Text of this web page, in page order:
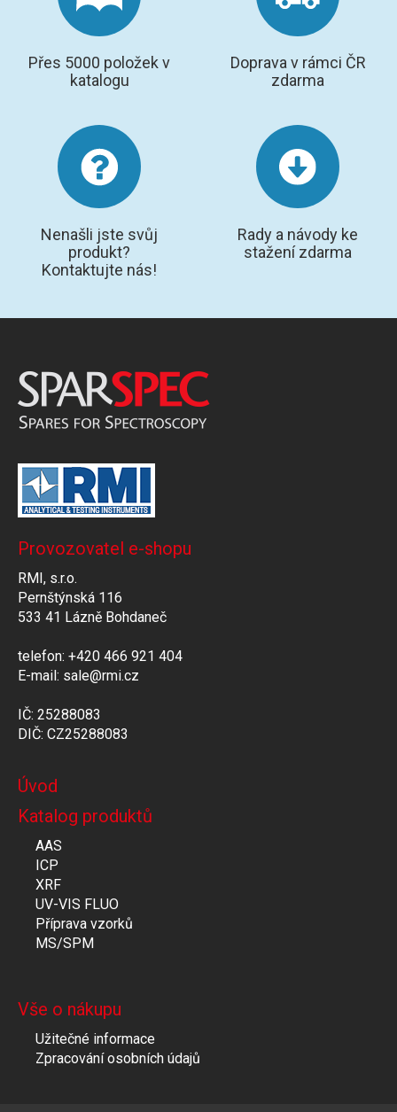
Přes 5000 položek v
katalogu
Doprava v rámci ČR
zdarma
Nenašli jste svůj
produkt?
Kontaktujte nás!
Rady a návody ke
stažení zdarma
Provozovatel e-shopu
RMI, s.r.o.
Pernštýnská 116
533 41 Lázně Bohdaneč
telefon: +420 466 921 404
E-mail: sale@rmi.cz
IČ: 25288083
DIČ: CZ25288083
Úvod
Katalog produktů
AAS
ICP
XRF
UV-VIS FLUO
Příprava vzorků
MS/SPM
Vše o nákupu
Užitečné informace
Zpracování osobních údajů